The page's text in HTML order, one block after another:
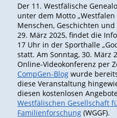
Der 11. Westfälische
unter dem Motto
Menschen, Geschichten und
29. März 2025, findet die
17 Uhr in der Sporthalle
statt. Am Sonntag, 30. März
Online-Videokonferenz per
CompGen-Blogwurde
diese Veranstaltung
diesen kostenlosen
Westfälischen Gesellschaft
Familienforschung(WGGF).